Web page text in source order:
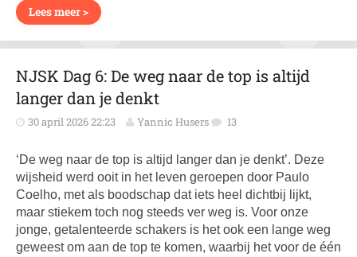
Lees meer >
NJSK Dag 6: De weg naar de top is altijd
langer dan je denkt
30 april 2026 22:23 Yannic Husers 13
‘De weg naar de top is altijd langer dan je denkt’. Deze
wijsheid werd ooit in het leven geroepen door Paulo
Coelho, met als boodschap dat iets heel dichtbij lijkt,
maar stiekem toch nog steeds ver weg is. Voor onze
jonge, getalenteerde schakers is het ook een lange weg
geweest om aan de top te komen, waarbij het voor de één